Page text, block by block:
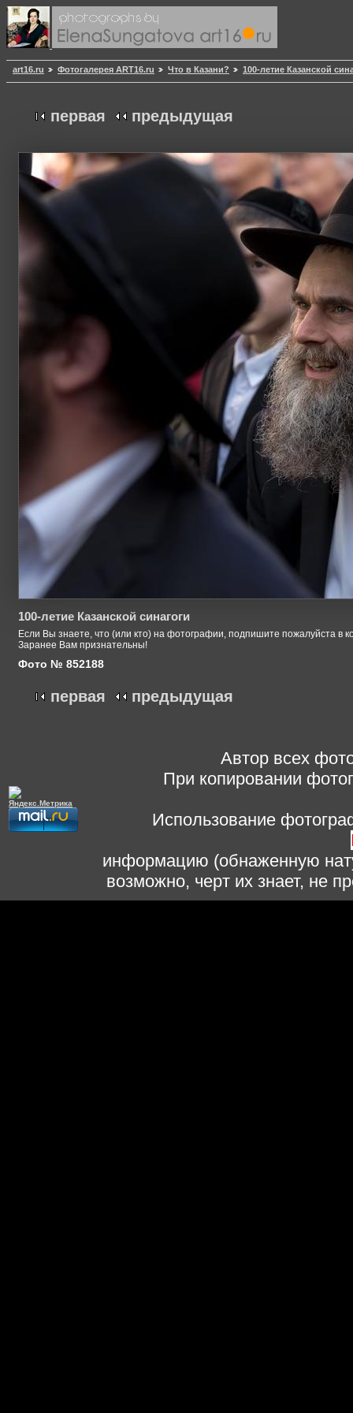
art16.ru Фотогалерея ART16.ru Что в Казани? 100-летие Казанской
первая предыдущая
100-летие Казанской синагоги
Если Вы знаете, что (или кто) на фотографии, подпишите пожалуйста в
Заранее Вам признательны!
Фото № 852188
первая предыдущая
Автор всех
При копировании
Использование
информацию (обнаженную
возможно, черт их знает, не